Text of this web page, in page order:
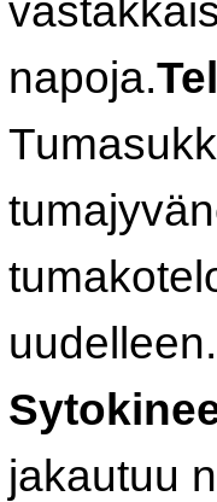
napoja.
uudelleen.
jakautuu